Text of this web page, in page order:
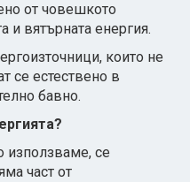
от човешкото
и вятърната енергия.
които не
се естествено в
бавно.
използваме, се
част от